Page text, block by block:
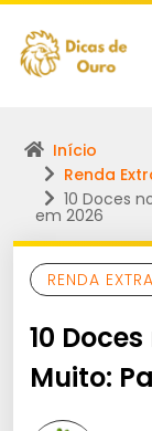
Início
Renda
10 Doces
em 2026
RENDA EXTRA
10
Muito: